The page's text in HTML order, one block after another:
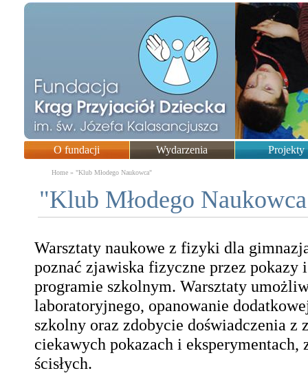
O fundacji Wydarzenia Projekty
You are here
Home» "Klub Młodego Naukowca"
"Klub Młodego
Warsztaty naukowe z fizyki dla
poznać zjawiska fizyczne przez pokazy
programie szkolnym. Warsztaty
laboratoryjnego, opanowanie
szkolny oraz zdobycie doświadczenia
ciekawych pokazach i eksperymentach,
ścisłych.